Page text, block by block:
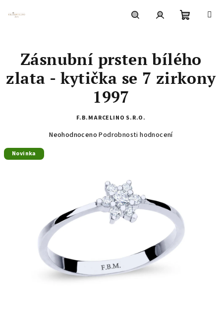
košík
Zásnubní prsten bílého
zlata - kytička se 7 zirkony
1997
F.B.MARCELINO S.R.O.
Průměrné
hvězdiček.
Neohodnoceno Podrobnosti hodnocení
Novinka